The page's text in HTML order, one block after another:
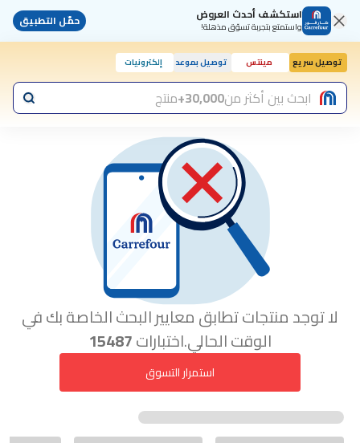
استكشف أحدث العروض
واستمتع بتجربة تسوّق مذهلة! حمّل التطبيق
توصيل سريع مينتس توصيل بموعد إلكترونيات
ابحث بين أكثر من30,000+ منتج
لا توجد منتجات تطابق معايير البحث الخاصة بك في
الوقت الحالي.اختبارات15487
استمرار التسوق